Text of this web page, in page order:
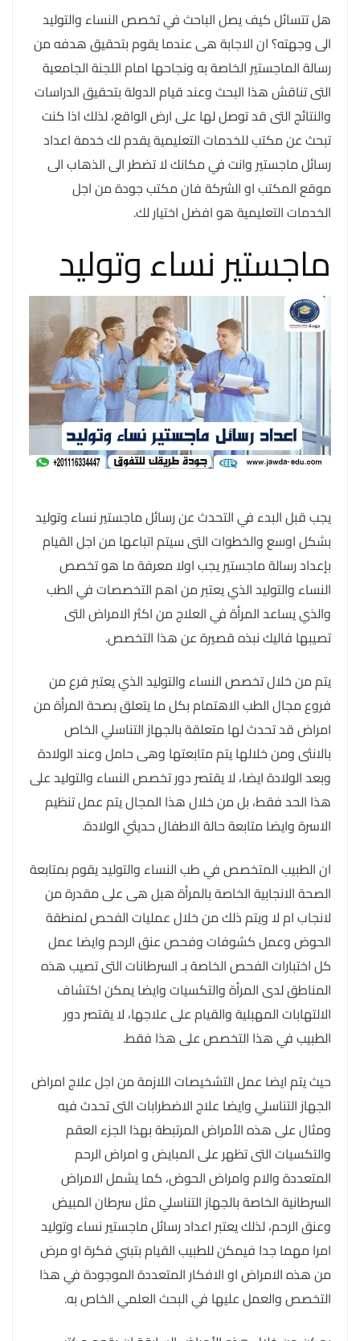
هل تتسائل كيف يصل الباحث في تخصص النساء والتوليد
الى وجهته؟ ان الاجابة هى عندما يقوم بتحقيق هدفه من
رسالة الماجستير الخاصة به ونجاحها امام اللجنة الجامعية
التى تناقش هذا البحث وعند قيام الدولة بتحقيق الدراسات
والنتائج التى قد توصل لها على ارض الواقع، لذلك اذا كنت
تبحث عن مكتب للخدمات التعليمية يقدم لك خدمة اعداد
رسائل ماجستير وانت في مكانك لا تضطر الى الذهاب الى
موقع المكتب او الشركة فان مكتب جودة من اجل
الخدمات التعليمية هو افضل اختيار لك.
ماجستير نساء وتوليد
يجب قبل البدء في التحدث عن رسائل ماجستير نساء وتوليد
بشكل اوسع والخطوات التى سيتم اتباعها من اجل القيام
بإعداد رسالة ماجستير يجب اولا معرفة ما هو تخصص
النساء والتوليد الذي يعتبر من اهم التخصصات في الطب
والذي يساعد المرأة في العلاج من اكثر الامراض التى
تصيبها فاليك نبذه قصيرة عن هذا التخصص.
يتم من خلال تخصص النساء والتوليد الذي يعتبر فرع من
فروع مجال الطب الاهتمام بكل ما يتعلق بصحة المرأة من
امراض قد تحدث لها متعلقة بالجهاز التناسلي الخاص
بالانثى ومن خلالها يتم متابعتها وهى حامل وعند الولادة
وبعد الولادة ايضا، لا يقتصر دور تخصص النساء والتوليد على
هذا الحد فقط، بل من خلال هذا المجال يتم عمل تنظيم
الاسرة وايضا متابعة حالة الاطفال حديثي الولادة.
ان الطبيب المتخصص في طب النساء والتوليد يقوم بمتابعة
الصحة الانجابية الخاصة بالمرأة هبل هى على مقدرة من
لانجاب ام لا ويتم ذلك من خلال عمليات الفحص لمنطقة
الحوض وعمل كشوفات وفحص عنق الرحم وايضا عمل
كل اختبارات الفحص الخاصة بـ السرطانات التى تصيب هذه
المناطق لدى المرأة والتكسيات وايضا يمكن اكتشاف
الالتهابات المهبلية والقيام على علاجها، لا يقتصر دور
الطبيب في هذا التخصص على هذا فقط.
حيث يتم ايضا عمل التشخيصات اللازمة من اجل علاج امراض
الجهاز التناسلي وايضا علاج الاضطرابات التى تحدث فيه
ومثال على هذه الأمراض المرتبطة بهذا الجزء العقم
والتكسيات التى تظهر على المبايض و امراض الرحم
المتعددة والام وامراض الحوض، كما يشمل الامراض
السرطانية الخاصة بالجهاز التناسلي مثل سرطان المبيض
وعنق الرحم، لذلك يعتبر اعداد رسائل ماجستير نساء وتوليد
امرا مهما جدا فيمكن للطبيب القيام بتبني فكرة او مرض
من هذه الامراض او الافكار المتعددة الموجودة في هذا
التخصص والعمل عليها في البحث العلمي الخاص به.